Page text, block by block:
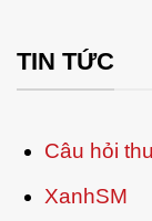
TIN TỨC
Câu hỏi
XanhSM